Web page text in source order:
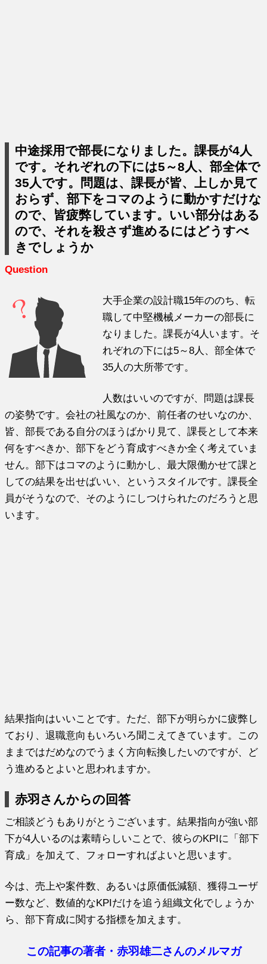
中途採用で部長になりました。課長が4人
です。それぞれの下には5～8人、部全体で
35人です。問題は、課長が皆、上しか見て
おらず、部下をコマのように動かすだけな
ので、皆疲弊しています。いい部分はある
ので、それを殺さず進めるにはどうすべ
きでしょうか
Question
大手企業の設計職15年ののち、転
職して中堅機械メーカーの部長に
なりました。課長が4人います。そ
れぞれの下には5～8人、部全体で
35人の大所帯です。
人数はいいのですが、問題は課長
の姿勢です。会社の社風なのか、前任者のせいなのか、
皆、部長である自分のほうばかり見て、課長として本来
何をすべきか、部下をどう育成すべきか全く考えていま
せん。部下はコマのように動かし、最大限働かせて課と
しての結果を出せばいい、というスタイルです。課長全
員がそうなので、そのようにしつけられたのだろうと思
います。
結果指向はいいことです。ただ、部下が明らかに疲弊し
ており、退職意向もいろいろ聞こえてきています。この
ままではだめなのでうまく方向転換したいのですが、ど
う進めるとよいと思われますか。
赤羽さんからの回答
ご相談どうもありがとうございます。結果指向が強い部
下が4人いるのは素晴らしいことで、彼らのKPIに「部下
育成」を加えて、フォローすればよいと思います。
今は、売上や案件数、あるいは原価低減額、獲得ユーザ
ー数など、数値的なKPIだけを追う組織文化でしょうか
ら、部下育成に関する指標を加えます。
この記事の著者・赤羽雄二さんのメルマガ